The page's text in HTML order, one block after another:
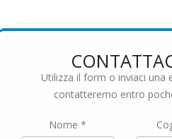
Utilizza il form o inviaci una
contatteremo entro
Nome *